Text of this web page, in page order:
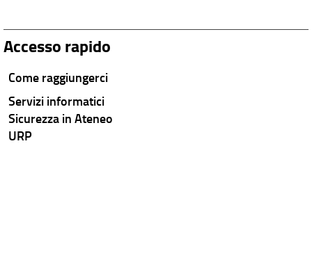
Accesso rapido
Come raggiungerci
Servizi informatici
Sicurezza in Ateneo
URP